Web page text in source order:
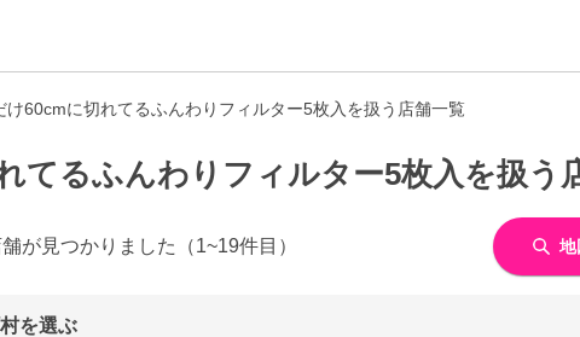
60cmに切れてるふんわりフィルター5枚入を扱う店舗一覧
てるふんわりフィルター5枚入を扱う
が見つかりました （1~19件目） 地
を選ぶ